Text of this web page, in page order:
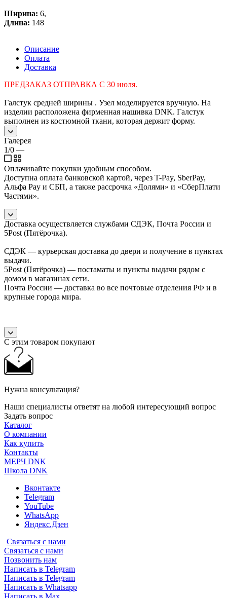
Ширина: 6,
Длина: 148
Описание
Оплата
Доставка
ПРЕДЗАКАЗ ОТПРАВКА С 30 июля.
Галстук средней ширины . Узел моделируется вручную. На
изделии расположена фирменная нашивка DNK. Галстук
выполнен из костюмной ткани, которая держит форму.
Галерея
1/0 —
Оплачивайте покупки удобным способом.
Доступна оплата банковской картой, через T-Pay, SberPay,
Альфа Pay и СБП, а также рассрочка «Долями» и «СберПлати
Частями».
Доставка осуществляется службами СДЭК, Почта России и
5Post (Пятёрочка).
СДЭК — курьерская доставка до двери и получение в пунктах
выдачи.
5Post (Пятёрочка) — постаматы и пункты выдачи рядом с
домом в магазинах сети.
Почта России — доставка во все почтовые отделения РФ и в
крупные города мира.
С этим товаром покупают
Нужна консультация?
Наши специалисты ответят на любой интересующий вопрос
Задать вопрос
Каталог
О компании
Как купить
Контакты
МЕРЧ DNK
Школа DNK
Вконтакте
Telegram
YouTube
WhatsApp
Яндекс.Дзен
Связаться с нами
Связаться с нами
Позвонить нам
Написать в Telegram
Написать в Telegram
Написать в Whatsapp
Написать в Max